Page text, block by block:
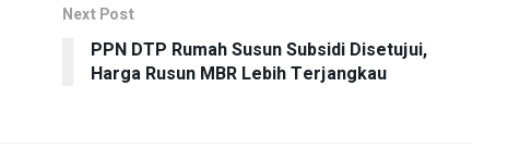
Next Post
PPN DTP Rumah Susun Subsidi Disetujui,
Harga Rusun MBR Lebih Terjangkau